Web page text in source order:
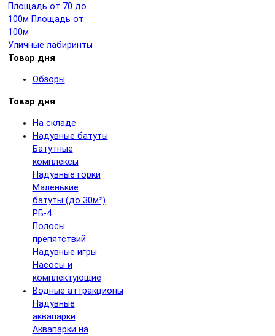
Площадь от 70 до
100м Площадь от
100м
Уличные лабиринты
Товар дня
Обзоры
Товар дня
На складе
Надувные батуты
Батутные
комплексы
Надувные горки
Маленькие
батуты (до 30м²)
РБ-4
Полосы
препятствий
Надувные игры
Насосы и
комплектующие
Водные аттракционы
Надувные
аквапарки
Аквапарки на